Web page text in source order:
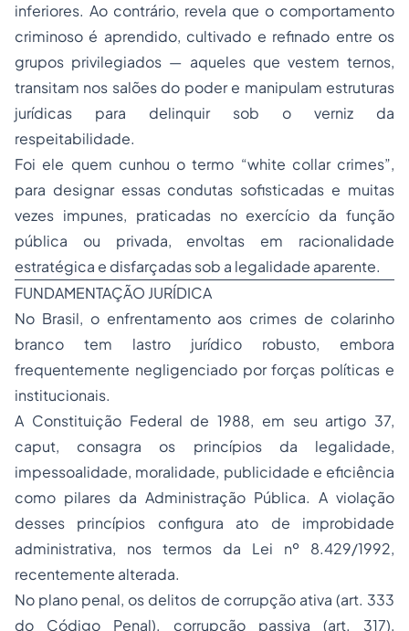
inferiores. Ao contrário, revela que o comportamento
criminoso é aprendido, cultivado e refinado entre os
grupos privilegiados — aqueles que vestem ternos,
transitam nos salões do poder e manipulam estruturas
jurídicas para delinquir sob o verniz da
respeitabilidade.
Foi ele quem cunhou o termo “white collar crimes”,
para designar essas condutas sofisticadas e muitas
vezes impunes, praticadas no exercício da função
pública ou privada, envoltas em racionalidade
estratégica e disfarçadas sob a legalidade aparente.
FUNDAMENTAÇÃO JURÍDICA
No Brasil, o enfrentamento aos crimes de colarinho
branco tem lastro jurídico robusto, embora
frequentemente negligenciado por forças políticas e
institucionais.
A Constituição Federal de 1988, em seu artigo 37,
caput, consagra os princípios da legalidade,
impessoalidade, moralidade, publicidade e eficiência
como pilares da Administração Pública. A violação
desses princípios configura ato de improbidade
administrativa, nos termos da Lei nº 8.429/1992,
recentemente alterada.
No plano penal, os delitos de corrupção ativa (art. 333
do Código Penal), corrupção passiva (art. 317),